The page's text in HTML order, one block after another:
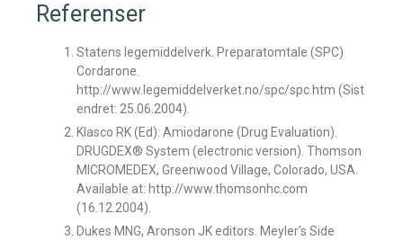
Referenser
Statens legemiddelverk. Preparatomtale (SPC)
Cordarone.
http://www.legemiddelverket.no/spc/spc.htm (Sist
endret: 25.06.2004).
Klasco RK (Ed): Amiodarone (Drug Evaluation).
DRUGDEX® System (electronic version). Thomson
MICROMEDEX, Greenwood Village, Colorado, USA.
Available at: http://www.thomsonhc.com
(16.12.2004).
Dukes MNG, Aronson JK editors. Meyler’s Side